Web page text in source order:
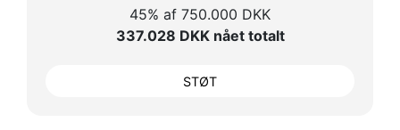
45% af 750.000 DKK
337.028 DKK nået totalt
STØT